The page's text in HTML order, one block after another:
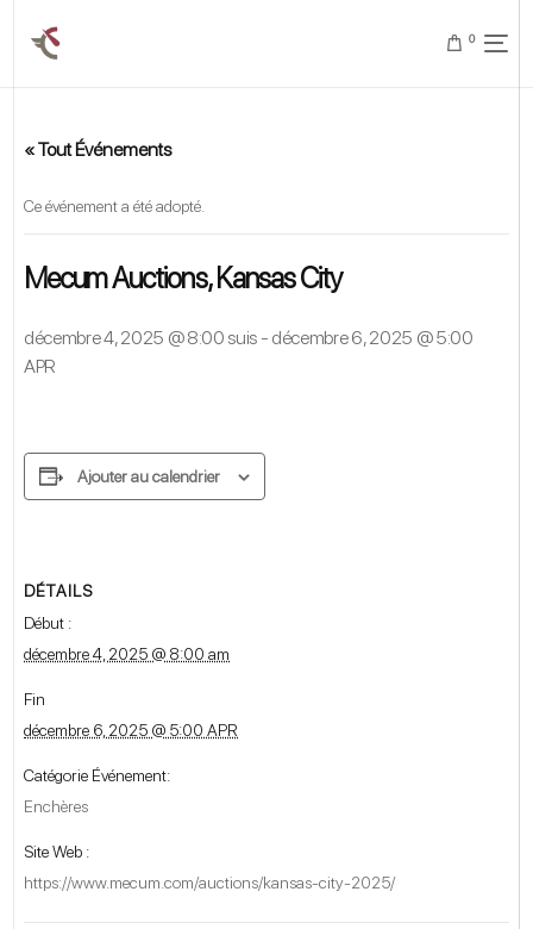
0
« Tout Événements
Ce événement a été adopté.
Mecum Auctions, Kansas City
décembre 4, 2025 @ 8:00 suis - décembre 6, 2025 @ 5:00
APR
Ajouter au calendrier
DÉTAILS
Début :
décembre 4, 2025 @ 8:00 am
Fin
décembre 6, 2025 @ 5:00 APR
Catégorie Événement:
Enchères
Site Web :
https://www.mecum.com/auctions/kansas-city-2025/